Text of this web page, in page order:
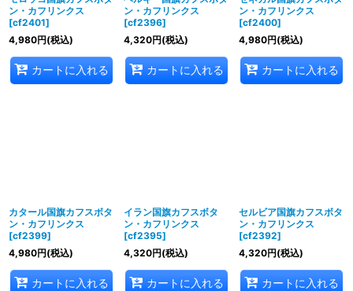
ン・カフリンクス
[cf2401]
4,980円(税込)
カートに入れる
ン・カフリンクス
[cf2396]
4,320円(税込)
カートに入れる
ン・カフリンクス
[cf2400]
4,980円(税込)
カートに入れる
カタール国旗カフスボタ
ン・カフリンクス
[cf2399]
4,980円(税込)
カートに入れる
イラン国旗カフスボタ
ン・カフリンクス
[cf2395]
4,320円(税込)
カートに入れる
セルビア国旗カフスボタ
ン・カフリンクス
[cf2392]
4,320円(税込)
カートに入れる